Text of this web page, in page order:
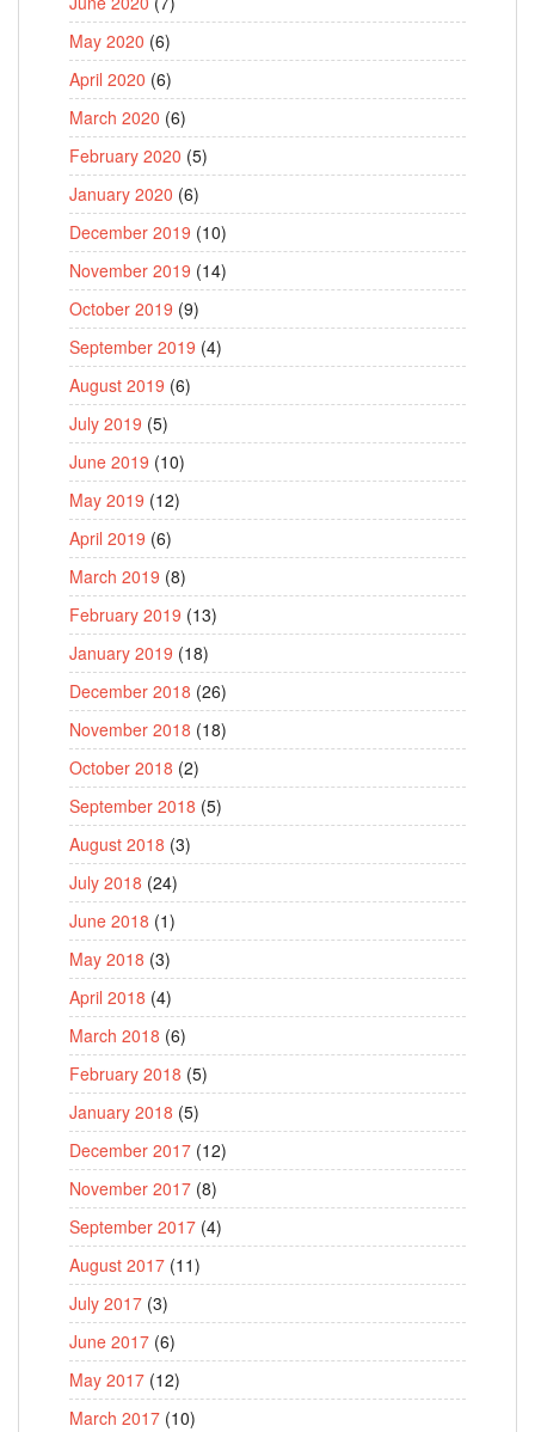
May 2020 (6)
April 2020 (6)
March 2020 (6)
February 2020 (5)
January 2020 (6)
December 2019 (10)
November 2019 (14)
October 2019 (9)
September 2019 (4)
August 2019 (6)
July 2019 (5)
June 2019 (10)
May 2019 (12)
April 2019 (6)
March 2019 (8)
February 2019 (13)
January 2019 (18)
December 2018 (26)
November 2018 (18)
October 2018 (2)
September 2018 (5)
August 2018 (3)
July 2018 (24)
June 2018 (1)
May 2018 (3)
April 2018 (4)
March 2018 (6)
February 2018 (5)
January 2018 (5)
December 2017 (12)
November 2017 (8)
September 2017 (4)
August 2017 (11)
July 2017 (3)
June 2017 (6)
May 2017 (12)
March 2017 (10)